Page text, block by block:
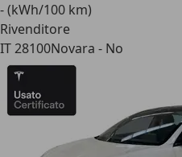
- (kWh/100 km)
Rivenditore
IT 28100Novara - No